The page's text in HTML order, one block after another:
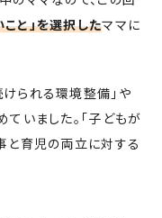
と」を選択したママに
られる環境整備」や
ていました。「子どもが
と育児の両立に対する